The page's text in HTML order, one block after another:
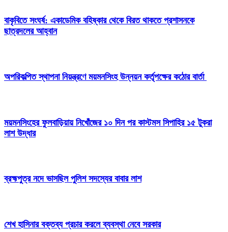
বাকৃবিতে সংঘর্ষ: একাডেমিক বহিষ্কার থেকে বিরত থাকতে প্রশাসনকে
ছাত্রদলের আহ্বান
অপরিকল্পিত স্থাপনা নিয়ন্ত্রণে ময়মনসিংহ উন্নয়ন কর্তৃপক্ষের কঠোর বার্তা
ময়মনসিংহের ফুলবাড়িয়ায় নিখোঁজের ১০ দিন পর কাস্টমস সিপাহির ১৫ টুকরা
লাশ উদ্ধার
ব্রহ্মপুত্র নদে ভাসছিল পুলিশ সদস্যের বাবার লাশ
শেখ হাসিনার বক্তব্য প্রচার করলে ব্যবস্থা নেবে সরকার